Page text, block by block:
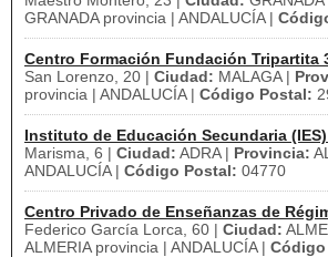
GRANADA provincia | ANDALUCÍA |
Centro Formación Fundación Tripartita
San Lorenzo, 20 | Ciudad: MALAGA |
provincia | ANDALUCÍA | Código Postal:
Instituto de Educación Secundaria
Marisma, 6 | Ciudad: ADRA | Provincia:
ANDALUCÍA | Código Postal: 04770
Centro Privado de Enseñanzas de
Federico García Lorca, 60 | Ciudad:
ALMERIA provincia | ANDALUCÍA |